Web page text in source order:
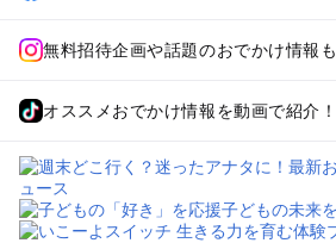
無料招待企画や話題のおでかけ情報も
オススメおでかけ情報を動画で紹介！